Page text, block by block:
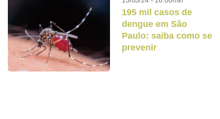
195 mil casos de
dengue em São
Paulo: saiba como se
prevenir